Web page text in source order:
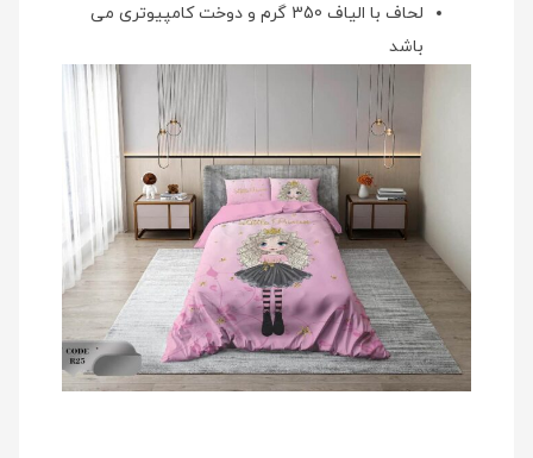
لحاف با الیاف 350 گرم و دوخت کامپیوتری می
باشد